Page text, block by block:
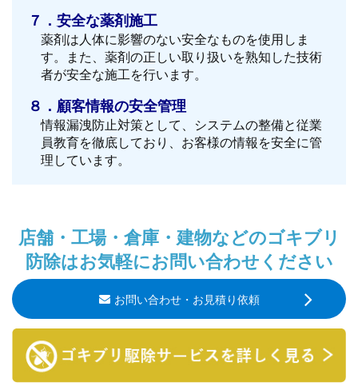
７．安全な薬剤施工
薬剤は人体に影響のない安全なものを使用しま
す。また、薬剤の正しい取り扱いを熟知した技術
者が安全な施工を行います。
８．顧客情報の安全管理
情報漏洩防止対策として、システムの整備と従業
員教育を徹底しており、お客様の情報を安全に管
理しています。
店舗・工場・倉庫・建物などのゴキブリ
防除はお気軽にお問い合わせください
お問い合わせ・お見積り依頼